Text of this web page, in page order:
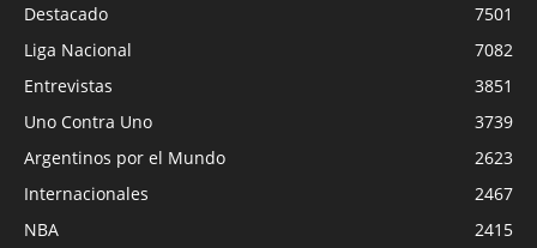
Destacado
7501
Liga Nacional
7082
Entrevistas
3851
Uno Contra Uno
3739
Argentinos por el Mundo
2623
Internacionales
2467
NBA
2415